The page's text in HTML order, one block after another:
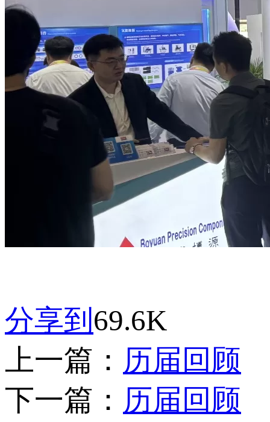
分享到 69.6K
上一篇： 历届回顾
下一篇： 历届回顾